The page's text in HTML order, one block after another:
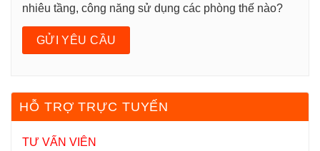
nhiêu tầng, công năng sử dụng các phòng thế nào?
HỖ TRỢ TRỰC TUYẾN
TƯ VẤN VIÊN